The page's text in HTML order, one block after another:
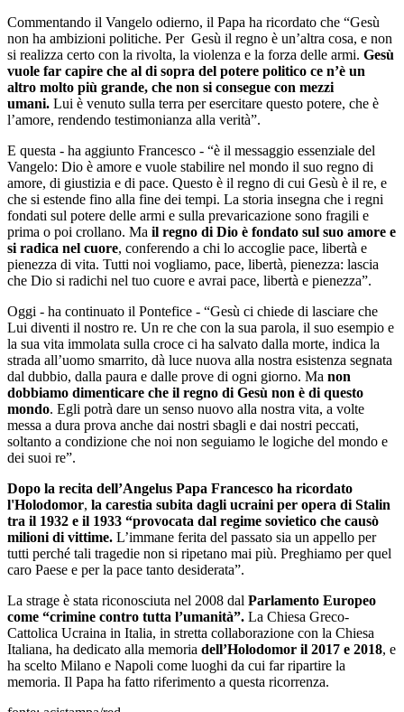
Commentando il Vangelo odierno, il Papa ha ricordato che “Gesù
non ha ambizioni politiche. Per Gesù il regno è un’altra cosa, e non
si realizza certo con la rivolta, la violenza e la forza delle armi. Gesù
vuole far capire che al di sopra del potere politico ce n’è un
altro molto più grande, che non si consegue con mezzi
umani. Lui è venuto sulla terra per esercitare questo potere, che è
l’amore, rendendo testimonianza alla verità”.
E questa - ha aggiunto Francesco - “è il messaggio essenziale del
Vangelo: Dio è amore e vuole stabilire nel mondo il suo regno di
amore, di giustizia e di pace. Questo è il regno di cui Gesù è il re, e
che si estende fino alla fine dei tempi. La storia insegna che i regni
fondati sul potere delle armi e sulla prevaricazione sono fragili e
prima o poi crollano. Ma il regno di Dio è fondato sul suo amore e
si radica nel cuore, conferendo a chi lo accoglie pace, libertà e
pienezza di vita. Tutti noi vogliamo, pace, libertà, pienezza: lascia
che Dio si radichi nel tuo cuore e avrai pace, libertà e pienezza”.
Oggi - ha continuato il Pontefice - “Gesù ci chiede di lasciare che
Lui diventi il nostro re. Un re che con la sua parola, il suo esempio e
la sua vita immolata sulla croce ci ha salvato dalla morte, indica la
strada all’uomo smarrito, dà luce nuova alla nostra esistenza segnata
dal dubbio, dalla paura e dalle prove di ogni giorno. Ma non
dobbiamo dimenticare che il regno di Gesù non è di questo
mondo. Egli potrà dare un senso nuovo alla nostra vita, a volte
messa a dura prova anche dai nostri sbagli e dai nostri peccati,
soltanto a condizione che noi non seguiamo le logiche del mondo e
dei suoi re”.
Dopo la recita dell’Angelus Papa Francesco ha ricordato
l'Holodomor, la carestia subita dagli ucraini per opera di Stalin
tra il 1932 e il 1933 “provocata dal regime sovietico che causò
milioni di vittime. L’immane ferita del passato sia un appello per
tutti perché tali tragedie non si ripetano mai più. Preghiamo per quel
caro Paese e per la pace tanto desiderata”.
La strage è stata riconosciuta nel 2008 dal Parlamento Europeo
come “crimine contro tutta l’umanità”. La Chiesa Greco-
Cattolica Ucraina in Italia, in stretta collaborazione con la Chiesa
Italiana, ha dedicato alla memoria dell’Holodomor il 2017 e 2018, e
ha scelto Milano e Napoli come luoghi da cui far ripartire la
memoria. Il Papa ha fatto riferimento a questa ricorrenza.